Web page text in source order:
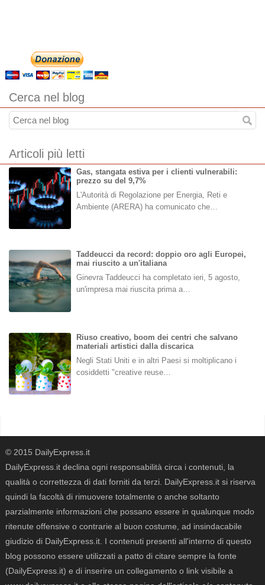
Cerca nel blog
Articoli più letti
Gas, stangata estiva per i clienti vulnerabili:
prezzo su del 9,7%
L'Autorità di Regolazione per Energia, Reti e
Ambiente (ARERA) ha comunicato che…
Taddeucci da record: doppio oro agli Europei,
mai riuscito a un'italiana
Ginevra Taddeucci ha completato ieri, 5 agosto,
un'impresa mai riuscita prima a…
Riuso creativo, boom dei centri che salvano
materiali artistici dalla discarica
Negli Stati Uniti e in altri Paesi si moltiplicano i
cosiddetti "creative reuse…
© 2015 DailyExpress.it
DailyExpress.it declina ogni responsabilità circa i contenuti, la
qualità o correttezza di dati forniti da terzi. DailyExpress.it si riserva
quindi la facoltà di rimuovere totalmente o anche soltanto
parzialmente informazioni che possano essere in qualunque modo
ritenute offensive o contrarie al buon costume, ad insindacabile
giudizio di DailyExpress.it. I contenuti presenti all'interno di questo
blog possono essere utilizzati a patto di citare sempre la fonte
(DailyExpress.it) e di inserire un collegamento o link visibile a